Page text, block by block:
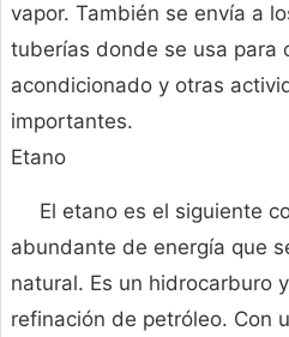
vapor. También se envía a
tuberías donde se usa para
acondicionado y otras
importantes.
Etano
El etano es el siguiente
abundante de energía que
natural. Es un hidrocarburo
refinación de petróleo. Con